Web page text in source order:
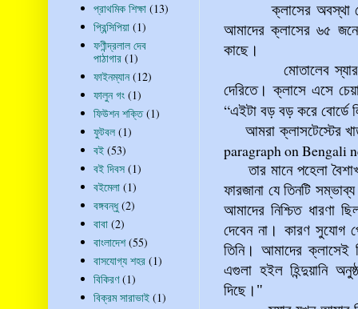
ক্লাসের অবস্থা
আমাদের ক্লাসের ৬৫
কাছে।
মোতালেব স্যার
দেরিতে। ক্লাসে এসে
“এইটা বড় বড় করে বোর্ডে
আমরা ক্লাসটেস্টের
paragraph on Bengali
তার মানে পহেলা
ফারজানা যে তিনটি
আমাদের নিশ্চিত ধারণা
দেবেন না। কারণ সুযোগ
তিনি। আমাদের ক্লাসেই
এগুলা হইল হিন্দুয়ানি
দিছে ।"
প্রাথমিক শিক্ষা (13)
প্রিন্সিপিয়া (1)
ফণীন্দ্রলাল দেব
পাঠাগার (1)
ফাইনম্যান (12)
ফালুন গং (1)
ফিউশন শক্তি (1)
ফুটবল (1)
বই (53)
বই দিবস (1)
বইমেলা (1)
বঙ্গবন্ধু (2)
বাবা (2)
বাংলাদেশ (55)
বাসযোগ্য শহর (1)
বিকিরণ (1)
বিক্রম সারাভাই (1)